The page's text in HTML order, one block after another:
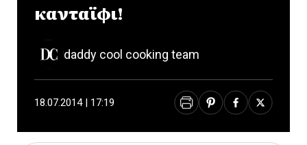
κανταϊφι!
daddy cool cooking team
18.07.2014 | 17:19